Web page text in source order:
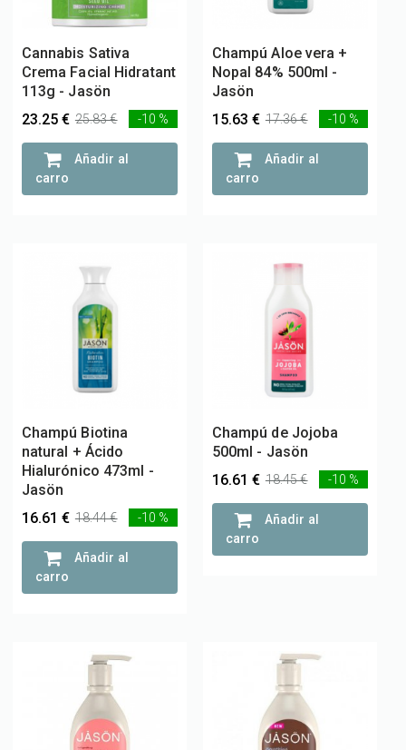
Cannabis Sativa
Crema Facial Hidratant
113g - Jasön
23.25 € 25.83 € -10 %
Añadir al
carro
Champú Aloe vera +
Nopal 84% 500ml -
Jasön
15.63 € 17.36 € -10 %
Añadir al
carro
Champú Biotina
natural + Ácido
Hialurónico 473ml -
Jasön
16.61 € 18.44 € -10 %
Añadir al
carro
Champú de Jojoba
500ml - Jasön
16.61 € 18.45 € -10 %
Añadir al
carro